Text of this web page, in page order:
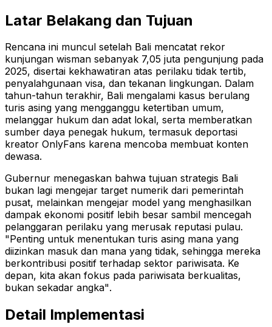
Latar Belakang dan Tujuan
Rencana ini muncul setelah Bali mencatat rekor
kunjungan wisman sebanyak 7,05 juta pengunjung pada
2025, disertai kekhawatiran atas perilaku tidak tertib,
penyalahgunaan visa, dan tekanan lingkungan. Dalam
tahun-tahun terakhir, Bali mengalami kasus berulang
turis asing yang mengganggu ketertiban umum,
melanggar hukum dan adat lokal, serta memberatkan
sumber daya penegak hukum, termasuk deportasi
kreator OnlyFans karena mencoba membuat konten
dewasa.
Gubernur menegaskan bahwa tujuan strategis Bali
bukan lagi mengejar target numerik dari pemerintah
pusat, melainkan mengejar model yang menghasilkan
dampak ekonomi positif lebih besar sambil mencegah
pelanggaran perilaku yang merusak reputasi pulau.
"Penting untuk menentukan turis asing mana yang
diizinkan masuk dan mana yang tidak, sehingga mereka
berkontribusi positif terhadap sektor pariwisata. Ke
depan, kita akan fokus pada pariwisata berkualitas,
bukan sekadar angka".
Detail Implementasi